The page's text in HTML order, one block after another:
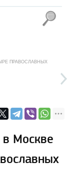
ПРАВОСЛАВНЫХ
Москве